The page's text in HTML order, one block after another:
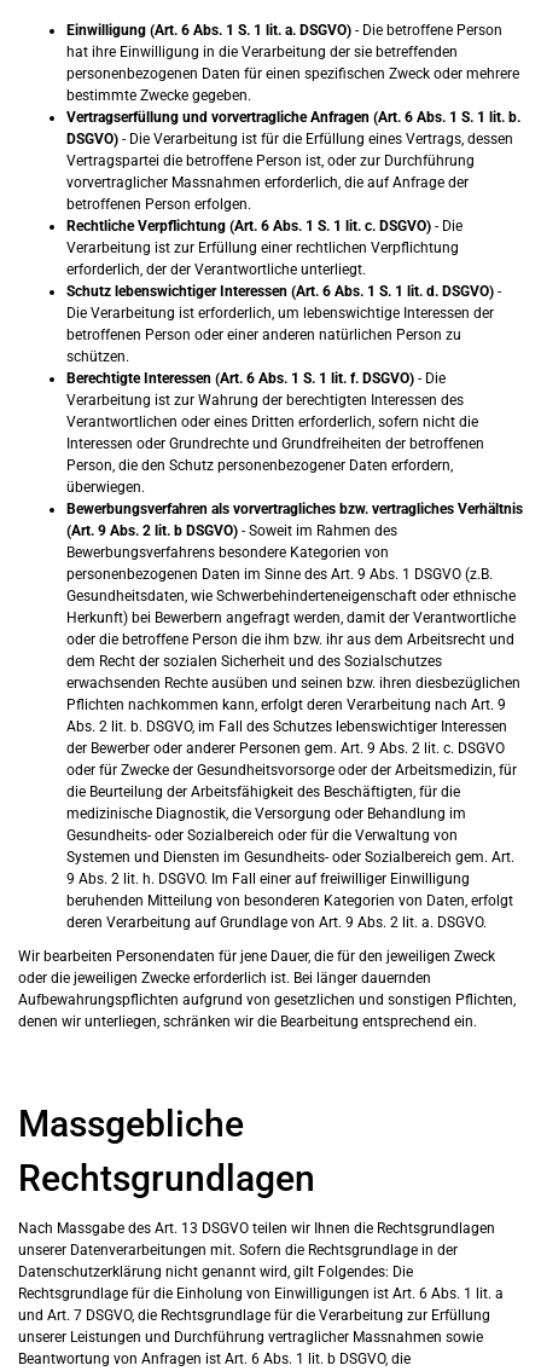
Einwilligung (Art. 6 Abs. 1 S. 1 lit. a. DSGVO) - Die betroffene Person
hat ihre Einwilligung in die Verarbeitung der sie betreffenden
personenbezogenen Daten für einen spezifischen Zweck oder mehrere
bestimmte Zwecke gegeben.
Vertragserfüllung und vorvertragliche Anfragen (Art. 6 Abs. 1 S. 1 lit. b.
DSGVO) - Die Verarbeitung ist für die Erfüllung eines Vertrags, dessen
Vertragspartei die betroffene Person ist, oder zur Durchführung
vorvertraglicher Massnahmen erforderlich, die auf Anfrage der
betroffenen Person erfolgen.
Rechtliche Verpflichtung (Art. 6 Abs. 1 S. 1 lit. c. DSGVO) - Die
Verarbeitung ist zur Erfüllung einer rechtlichen Verpflichtung
erforderlich, der der Verantwortliche unterliegt.
Schutz lebenswichtiger Interessen (Art. 6 Abs. 1 S. 1 lit. d. DSGVO) -
Die Verarbeitung ist erforderlich, um lebenswichtige Interessen der
betroffenen Person oder einer anderen natürlichen Person zu
schützen.
Berechtigte Interessen (Art. 6 Abs. 1 S. 1 lit. f. DSGVO) - Die
Verarbeitung ist zur Wahrung der berechtigten Interessen des
Verantwortlichen oder eines Dritten erforderlich, sofern nicht die
Interessen oder Grundrechte und Grundfreiheiten der betroffenen
Person, die den Schutz personenbezogener Daten erfordern,
überwiegen.
Bewerbungsverfahren als vorvertragliches bzw. vertragliches Verhältnis
(Art. 9 Abs. 2 lit. b DSGVO) - Soweit im Rahmen des
Bewerbungsverfahrens besondere Kategorien von
personenbezogenen Daten im Sinne des Art. 9 Abs. 1 DSGVO (z.B.
Gesundheitsdaten, wie Schwerbehinderteneigenschaft oder ethnische
Herkunft) bei Bewerbern angefragt werden, damit der Verantwortliche
oder die betroffene Person die ihm bzw. ihr aus dem Arbeitsrecht und
dem Recht der sozialen Sicherheit und des Sozialschutzes
erwachsenden Rechte ausüben und seinen bzw. ihren diesbezüglichen
Pflichten nachkommen kann, erfolgt deren Verarbeitung nach Art. 9
Abs. 2 lit. b. DSGVO, im Fall des Schutzes lebenswichtiger Interessen
der Bewerber oder anderer Personen gem. Art. 9 Abs. 2 lit. c. DSGVO
oder für Zwecke der Gesundheitsvorsorge oder der Arbeitsmedizin, für
die Beurteilung der Arbeitsfähigkeit des Beschäftigten, für die
medizinische Diagnostik, die Versorgung oder Behandlung im
Gesundheits- oder Sozialbereich oder für die Verwaltung von
Systemen und Diensten im Gesundheits- oder Sozialbereich gem. Art.
9 Abs. 2 lit. h. DSGVO. Im Fall einer auf freiwilliger Einwilligung
beruhenden Mitteilung von besonderen Kategorien von Daten, erfolgt
deren Verarbeitung auf Grundlage von Art. 9 Abs. 2 lit. a. DSGVO.
Wir bearbeiten Personendaten für jene Dauer, die für den jeweiligen Zweck
oder die jeweiligen Zwecke erforderlich ist. Bei länger dauernden
Aufbewahrungspflichten aufgrund von gesetzlichen und sonstigen Pflichten,
denen wir unterliegen, schränken wir die Bearbeitung entsprechend ein.
Massgebliche
Rechtsgrundlagen
Nach Massgabe des Art. 13 DSGVO teilen wir Ihnen die Rechtsgrundlagen
unserer Datenverarbeitungen mit. Sofern die Rechtsgrundlage in der
Datenschutzerklärung nicht genannt wird, gilt Folgendes: Die
Rechtsgrundlage für die Einholung von Einwilligungen ist Art. 6 Abs. 1 lit. a
und Art. 7 DSGVO, die Rechtsgrundlage für die Verarbeitung zur Erfüllung
unserer Leistungen und Durchführung vertraglicher Massnahmen sowie
Beantwortung von Anfragen ist Art. 6 Abs. 1 lit. b DSGVO, die